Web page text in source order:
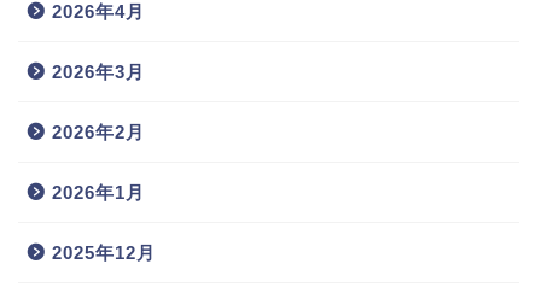
2026年4月
2026年3月
2026年2月
2026年1月
2025年12月